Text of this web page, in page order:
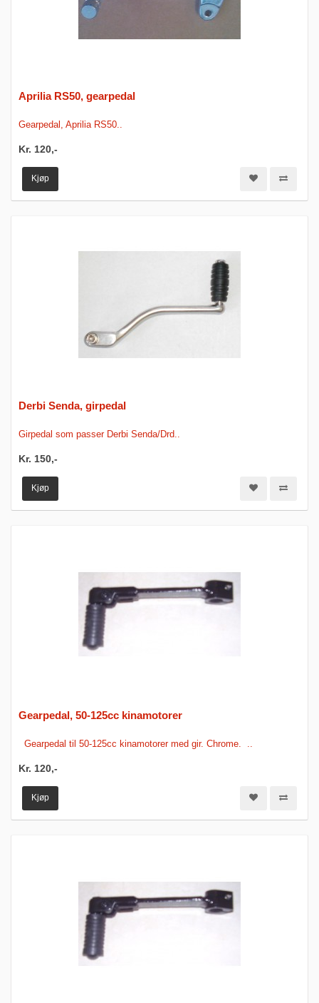
Aprilia RS50, gearpedal
Gearpedal, Aprilia RS50..
Kr. 120,-
Kjøp
Derbi Senda, girpedal
Girpedal som passer Derbi Senda/Drd..
Kr. 150,-
Kjøp
Gearpedal, 50-125cc kinamotorer
Gearpedal til 50-125cc kinamotorer med gir. Chrome. ..
Kr. 120,-
Kjøp